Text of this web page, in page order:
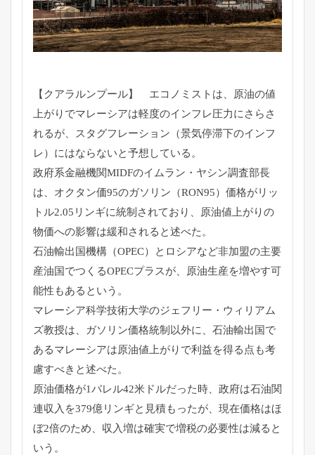
【クアラルンプール】 エコノミストは、
原油の値
上がりでマレーシアは軽度のインフレ圧力にさらさ
れるが 、スタグフレーション（景気停滞下のインフ
レ） にはならないと予想している。
政府系金融機関MIDFのイムラン・ヤシン調査部長
は、 オクタン価95のガソリン（RON95）価格がリッ
トル2.05リンギに統制されており、
原油値上がりの
物価への影響は緩和されると述べた。
石油輸出国機構（OPEC）
とロシアなど非加盟の主要
産油国でつくるOPECプラスが、
原油生産を増やす可
能性もあるという。
マレーシア科学技術大学のジェフリー・ウィリアム
ズ教授は、
ガソリン価格統制以外に、 石油輸出国で
あるマレーシアは原油値上がりで利益を得る点も考
慮すべきと述べた。
原油価格が1バレル42米ドルだった時、 政府は石油関
連収入を379億リンギと見積もったが、 現在価格はほ
ぼ2倍のため、 収入増は確実で増税の必要性は減ると
いう。